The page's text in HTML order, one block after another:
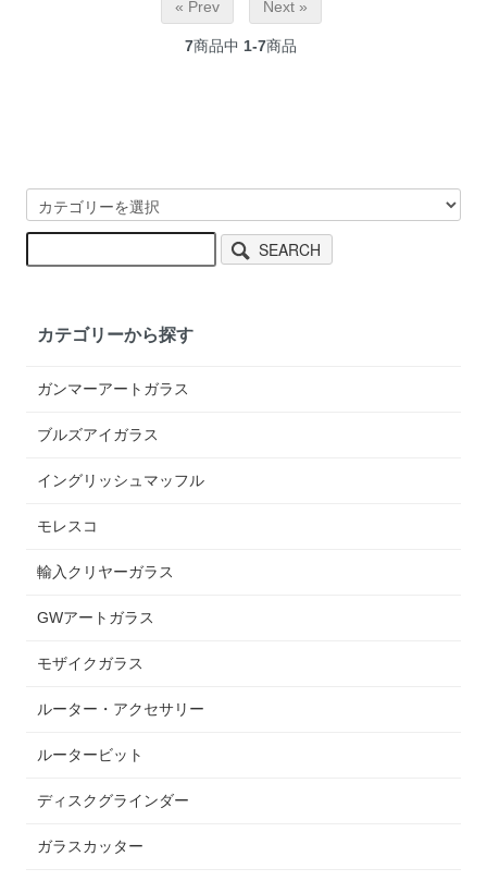
« Prev Next »
7商品中 1-7商品
SEARCH
カテゴリーから探す
ガンマーアートガラス
ブルズアイガラス
イングリッシュマッフル
モレスコ
輸入クリヤーガラス
GWアートガラス
モザイクガラス
ルーター・アクセサリー
ルータービット
ディスクグラインダー
ガラスカッター